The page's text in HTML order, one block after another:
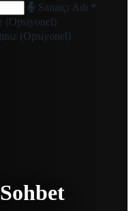
Sanatçı Adı *
(Opsiyonel)
(Opsiyonel)